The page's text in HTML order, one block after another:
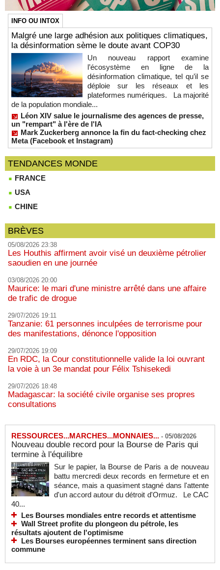
INFO OU INTOX
Malgré une large adhésion aux politiques climatiques,
la désinformation sème le doute avant COP30
Un nouveau rapport examine
l’écosystème en ligne de la
désinformation climatique, tel qu’il se
déploie sur les réseaux et les
plateformes numériques. La majorité
de la population mondiale...
Léon XIV salue le journalisme des agences de presse,
un "rempart" à l'ère de l'IA
Mark Zuckerberg annonce la fin du fact-checking chez
Meta (Facebook et Instagram)
TENDANCES MONDE
FRANCE
USA
CHINE
BRÈVES
05/08/2026 23:38
Les Houthis affirment avoir visé un deuxième pétrolier
saoudien en une journée
03/08/2026 20:00
Maurice: le mari d'une ministre arrêté dans une affaire
de trafic de drogue
29/07/2026 19:11
Tanzanie: 61 personnes inculpées de terrorisme pour
des manifestations, dénonce l'opposition
29/07/2026 19:09
En RDC, la Cour constitutionnelle valide la loi ouvrant
la voie à un 3e mandat pour Félix Tshisekedi
29/07/2026 18:48
Madagascar: la société civile organise ses propres
consultations
RESSOURCES...MARCHES...MONNAIES... - 05/08/2026
Nouveau double record pour la Bourse de Paris qui
termine à l'équilibre
Sur le papier, la Bourse de Paris a de nouveau
battu mercredi deux records en fermeture et en
séance, mais a quasiment stagné dans l'attente
d'un accord autour du détroit d'Ormuz. Le CAC
40...
Les Bourses mondiales entre records et attentisme
Wall Street profite du plongeon du pétrole, les
résultats ajoutent de l'optimisme
Les Bourses européennes terminent sans direction
commune